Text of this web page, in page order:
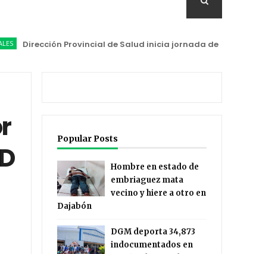
Provincial de Salud inicia jornada de entrega e
Popular Posts
Hombre en estado de
embriaguez mata
vecino y hiere a otro en
Dajabón
DGM deporta 34,873
indocumentados en